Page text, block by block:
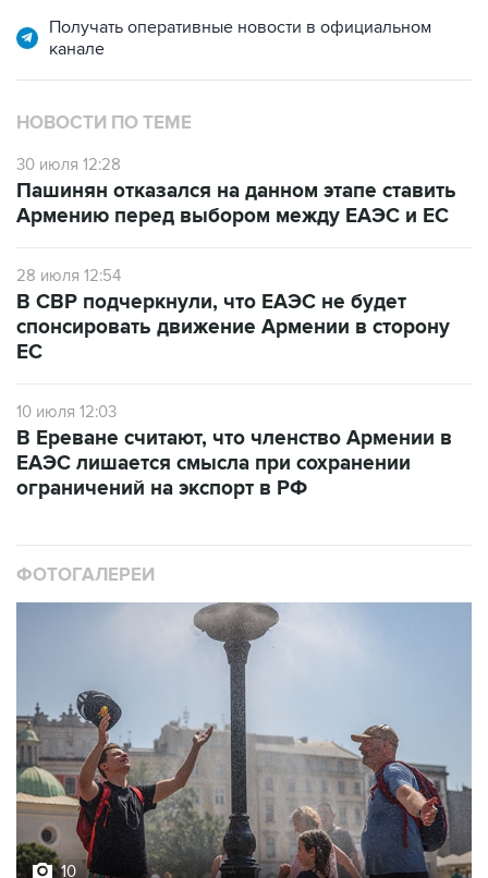
Получать оперативные новости в официальном
канале
НОВОСТИ ПО ТЕМЕ
30 июля 12:28
Пашинян отказался на данном этапе ставить
Армению перед выбором между ЕАЭС и ЕС
28 июля 12:54
В СВР подчеркнули, что ЕАЭС не будет
спонсировать движение Армении в сторону
ЕС
10 июля 12:03
В Ереване считают, что членство Армении в
ЕАЭС лишается смысла при сохранении
ограничений на экспорт в РФ
ФОТОГАЛЕРЕИ
10